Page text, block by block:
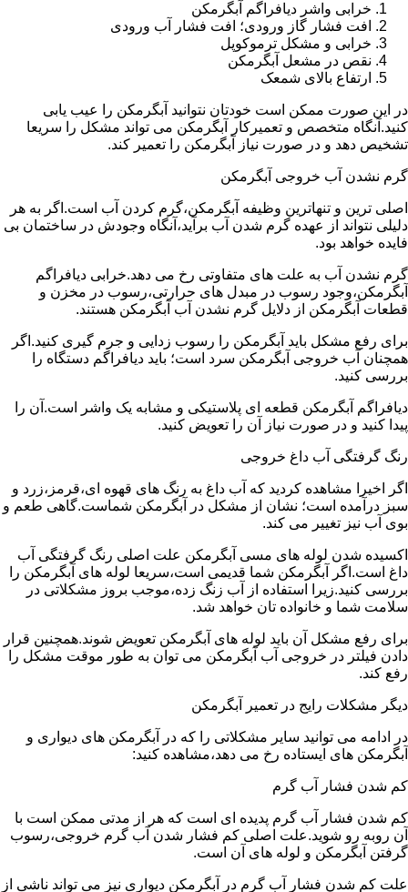
خرابی واشر دیافراگم آبگرمکن
افت فشار گاز ورودی؛ افت فشار آب ورودی
خرابی و مشکل ترموکوپل
نقص در مشعل آبگرمکن
ارتفاع بالای شمعک
در این صورت ممکن است خودتان نتوانید آبگرمکن را عیب یابی
کنید.آنگاه متخصص و تعمیرکار آبگرمکن می تواند مشکل را سریعا
تشخیص دهد و در صورت نیاز آبگرمکن را تعمیر کند.
گرم نشدن آب خروجی آبگرمکن
اصلی ترین و تنهاترین وظیفه آبگرمکن،گرم کردن آب است.اگر به هر
دلیلی نتواند از عهده گرم شدن آب برآید،آنگاه وجودش در ساختمان بی
فایده خواهد بود.
گرم نشدن آب به علت های متفاوتی رخ می دهد.خرابی دیافراگم
آبگرمکن،وجود رسوب در مبدل های حرارتی،رسوب در مخزن و
قطعات آبگرمکن از دلایل گرم نشدن آب آبگرمکن هستند.
برای رفع مشکل باید آبگرمکن را رسوب زدایی و جرم گیری کنید.اگر
همچنان آب خروجی آبگرمکن سرد است؛ باید دیافراگم دستگاه را
بررسی کنید.
دیافراگم آبگرمکن قطعه ای پلاستیکی و مشابه یک واشر است.آن را
پیدا کنید و در صورت نیاز آن را تعویض کنید.
رنگ گرفتگی آب داغ خروجی
اگر اخیرا مشاهده کردید که آب داغ به رنگ های قهوه ای،قرمز،زرد و
سبز درآمده است؛ نشان از مشکل در آبگرمکن شماست.گاهی طعم و
بوی آب نیز تغییر می کند.
اکسیده شدن لوله های مسی آبگرمکن علت اصلی رنگ گرفتگی آب
داغ است.اگر آبگرمکن شما قدیمی است،سریعا لوله های آبگرمکن را
بررسی کنید.زیرا استفاده از آب زنگ زده،موجب بروز مشکلاتی در
سلامت شما و خانواده تان خواهد شد.
برای رفع مشکل آن باید لوله های آبگرمکن تعویض شوند.همچنین قرار
دادن فیلتر در خروجی آب آبگرمکن می توان به طور موقت مشکل را
رفع کند.
دیگر مشکلات رایج در تعمیر آبگرمکن
در ادامه می توانید سایر مشکلاتی را که در آبگرمکن های دیواری و
آبگرمکن های ایستاده رخ می دهد،مشاهده کنید:
کم شدن فشار آب گرم
کم شدن فشار آب گرم پدیده ای است که هر از مدتی ممکن است با
آن روبه رو شوید.علت اصلی کم فشار شدن آب گرم خروجی،رسوب
گرفتن آبگرمکن و لوله های آن است.
علت کم شدن فشار آب گرم در آبگرمکن دیواری نیز می تواند ناشی از